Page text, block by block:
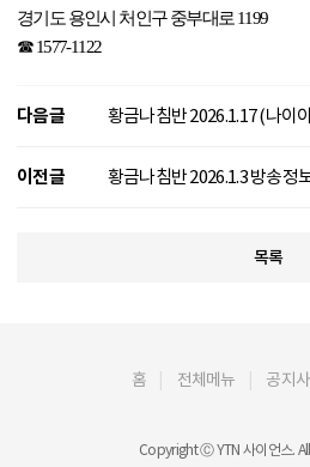
경기도 용인시 처인구 중부대로 1199
☎1577-1122
다음글 황금나침반 2026.1.17 (나이
이전글 황금나침반 2026.1.3 방송정
목록
홈 전체메뉴 공지
Copyright Ⓒ YTN 사이언스.